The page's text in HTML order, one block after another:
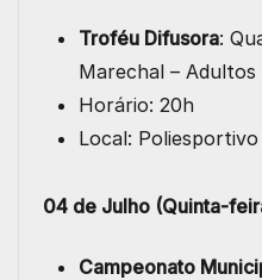
Troféu Difusora:
Marechal – Adultos
Horário: 20h
Local: Poliesportivo
04 de Julho (Quinta-
Campeonato